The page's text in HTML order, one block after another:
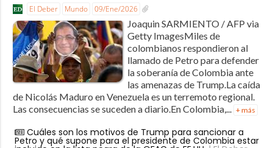
El Deber Mundo 09/Ene/2026
Joaquin SARMIENTO / AFP via
Getty ImagesMiles de
colombianos respondieron al
llamado de Petro para defender
la soberanía de Colombia ante
las amenazas de Trump.La caída
de Nicolás Maduro en Venezuela es un terremoto regional.
Las consecuencias se suceden a diario.En Colombia,... + más
Cuáles son los motivos de Trump para sancionar a
Petro y qué supone para el presidente de Colombia estar